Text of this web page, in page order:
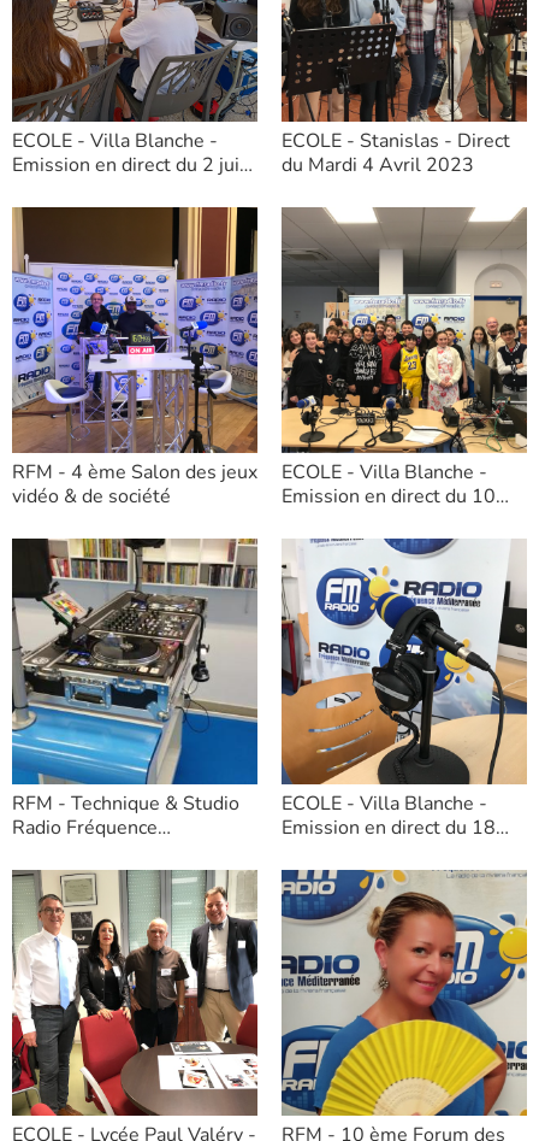
ECOLE - Villa Blanche -
Emission en direct du 2 juin
ECOLE - Stanislas - Direct
du Mardi 4 Avril 2023
RFM - 4 ème Salon des jeux
vidéo & de société
ECOLE - Villa Blanche -
Emission en direct du 10
RFM - Technique & Studio
Radio Fréquence
ECOLE - Villa Blanche -
Emission en direct du 18
ECOLE - Lycée Paul Valéry - RFM - 10 ème Forum des